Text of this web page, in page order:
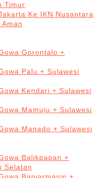
Timur
Ke IKN Nusantara
Gorontalo +
Palu + Sulawesi
Kendari + Sulawesi
Mamuju + Sulawesi
Manado + Sulawesi
Balikpapan +
Selatan